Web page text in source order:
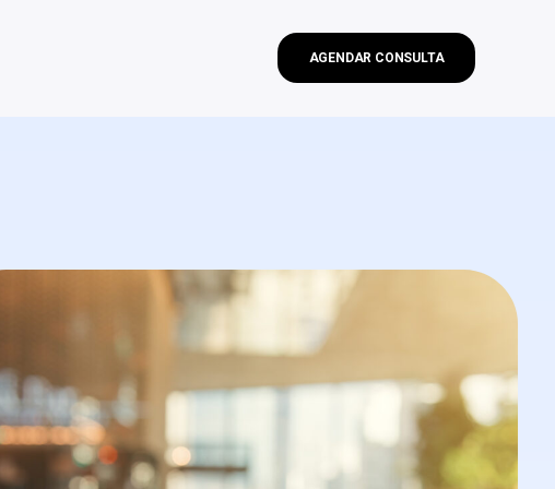
AGENDAR CONSULTA